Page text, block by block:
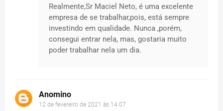
Realmente,Sr Maciel Neto, é uma excelente
empresa de se trabalhar,pois, está sempre
investindo em qualidade. Nunca ,porém,
consegui entrar nela, mas, gostaria muito
poder trabalhar nela um dia.
Anomino
12 de fevereiro de 2021 às 14:07